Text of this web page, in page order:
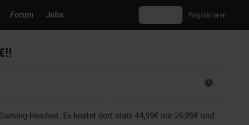
Forum Jobs Registrieren
Headset. Es kostet dort statt 44,99€ nur 26,99€ und